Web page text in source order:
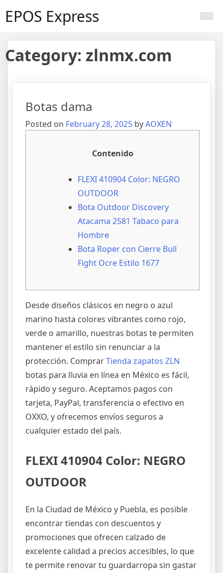
EPOS Express
Category: zlnmx.com
Botas dama
Posted on February 28, 2025 byAOXEN
Contenido
FLEXI 410904 Color: NEGRO
OUTDOOR
Bota Outdoor Discovery
Atacama 2581 Tabaco para
Hombre
Bota Roper con Cierre Bull
Fight Ocre Estilo 1677
Desde diseños clásicos en negro o azul
marino hasta colores vibrantes como rojo,
verde o amarillo, nuestras botas te permiten
mantener el estilo sin renunciar a la
protección. ComprarTienda zapatos ZLN
botas para lluvia en línea en México es fácil,
rápido y seguro. Aceptamos pagos con
tarjeta, PayPal, transferencia o efectivo en
OXXO, y ofrecemos envíos seguros a
cualquier estado del país.
FLEXI 410904 Color: NEGRO
OUTDOOR
En la Ciudad de México y Puebla, es posible
encontrar tiendas con descuentos y
promociones que ofrecen calzado de
excelente calidad a precios accesibles, lo que
te permite renovar tu guardarropa sin gastar